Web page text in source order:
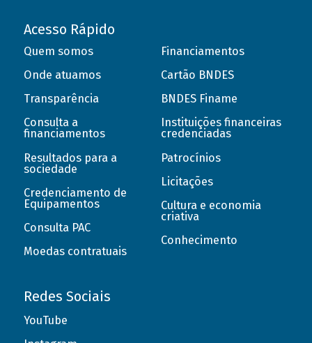
Acesso Rápido
Quem somos
Onde atuamos
Transparência
Consulta a
financiamentos
Resultados para a
sociedade
Credenciamento de
Equipamentos
Consulta PAC
Moedas contratuais
Financiamentos
Cartão BNDES
BNDES Finame
Instituições financeiras
credenciadas
Patrocínios
Licitações
Cultura e economia
criativa
Conhecimento
Redes Sociais
YouTube